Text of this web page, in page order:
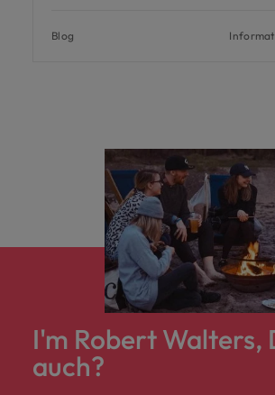
Blog
I'm Robert Walters,
auch?